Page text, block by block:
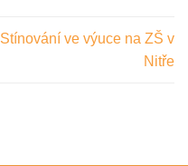
Stínování ve výuce na ZŠ v
Nitře